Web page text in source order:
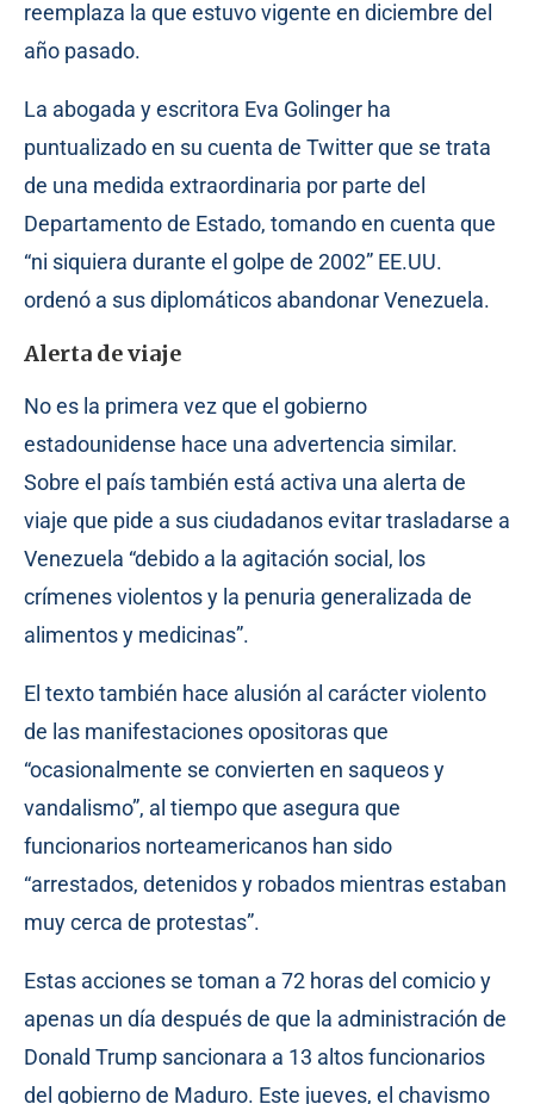
reemplaza la que estuvo vigente en diciembre del
año pasado.
La abogada y escritora Eva Golinger ha
puntualizado en su cuenta de Twitter que se trata
de una medida extraordinaria por parte del
Departamento de Estado, tomando en cuenta que
“ni siquiera durante el golpe de 2002” EE.UU.
ordenó a sus diplomáticos abandonar Venezuela.
Alerta de viaje
No es la primera vez que el gobierno
estadounidense hace una advertencia similar.
Sobre el país también está activa una alerta de
viaje que pide a sus ciudadanos evitar trasladarse a
Venezuela “debido a la agitación social, los
crímenes violentos y la penuria generalizada de
alimentos y medicinas”.
El texto también hace alusión al carácter violento
de las manifestaciones opositoras que
“ocasionalmente se convierten en saqueos y
vandalismo”, al tiempo que asegura que
funcionarios norteamericanos han sido
“arrestados, detenidos y robados mientras estaban
muy cerca de protestas”.
Estas acciones se toman a 72 horas del comicio y
apenas un día después de que la administración de
Donald Trump sancionara a 13 altos funcionarios
del gobierno de Maduro. Este jueves, el chavismo